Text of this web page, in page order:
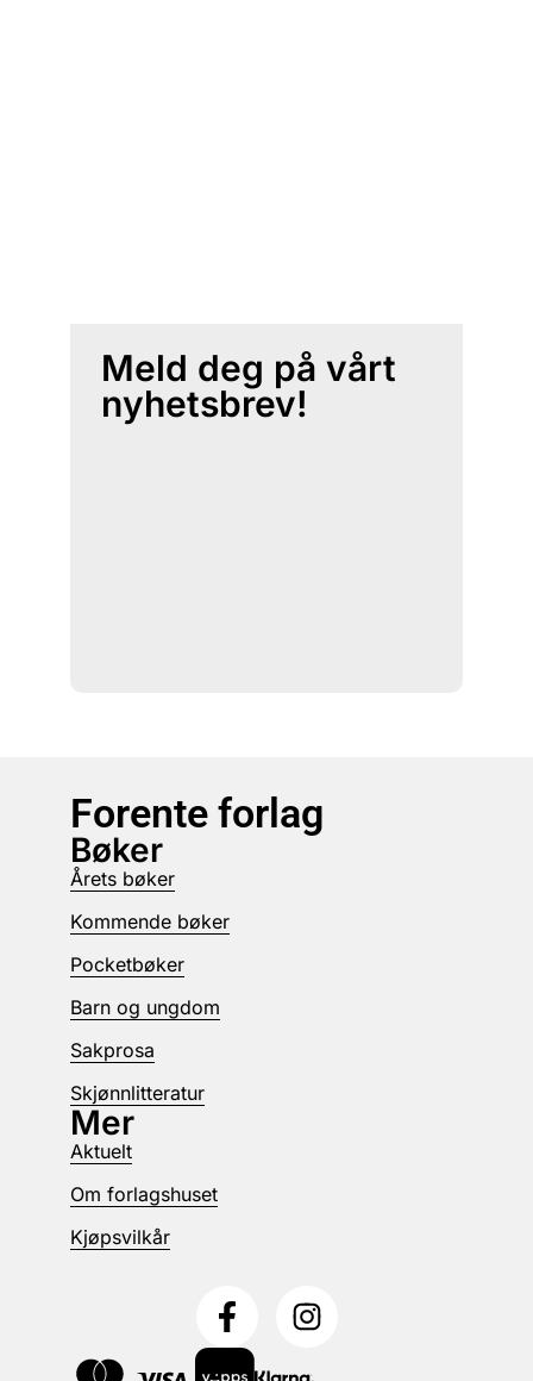
Meld deg på vårt
nyhetsbrev!
Forente forlag
Bøker
Årets bøker
Kommende bøker
Pocketbøker
Barn og ungdom
Sakprosa
Skjønnlitteratur
Mer
Aktuelt
Om forlagshuset
Kjøpsvilkår